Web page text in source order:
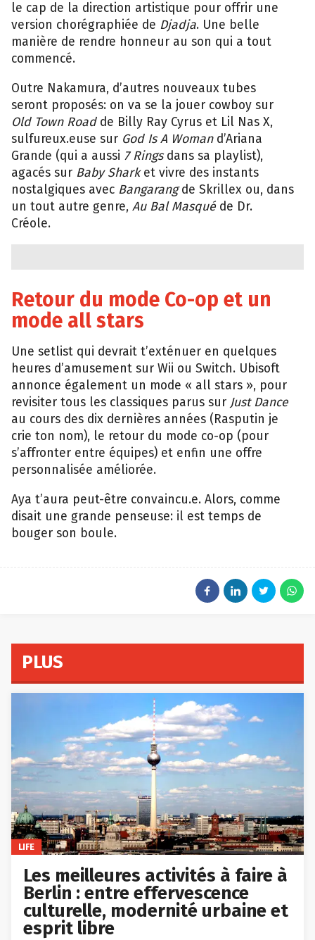
le cap de la direction artistique pour offrir une
version chorégraphiée de Djadja. Une belle
manière de rendre honneur au son qui a tout
commencé.
Outre Nakamura, d’autres nouveaux tubes
seront proposés: on va se la jouer cowboy sur
Old Town Road de Billy Ray Cyrus et Lil Nas X,
sulfureux.euse sur God Is A Woman d’Ariana
Grande (qui a aussi 7 Ringsdans sa playlist),
agacés sur Baby Sharket vivre des instants
nostalgiques avec Bangarangde Skrillex ou, dans
un tout autre genre, Au Bal Masquéde Dr.
Créole.
Retour du mode Co-op et un
mode all stars
Une setlist qui devrait t’exténuer en quelques
heures d’amusement sur Wii ou Switch. Ubisoft
annonce également un mode « all stars », pour
revisiter tous les classiques parus sur Just Dance
au cours des dix dernières années (Rasputin je
crie ton nom), le retour du mode co-op (pour
s’affronter entre équipes) et enfin une offre
personnalisée améliorée.
Aya t’aura peut-être convaincu.e. Alors, comme
disait une grande penseuse: il est temps de
bouger son boule.
PLUS
LIFE
Les meilleures activités à faire à
Berlin : entre effervescence
culturelle, modernité urbaine et
esprit libre